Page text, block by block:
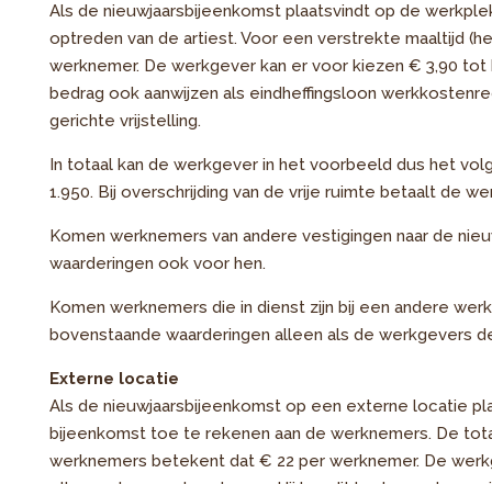
Als de nieuwjaarsbijeenkomst plaatsvindt op de
optreden van de artiest. Voor een verstrekte maaltijd
werknemer. De werkgever kan er voor kiezen € 3,90
bedrag ook aanwijzen als eindheffingsloon
gerichte vrijstelling.
In totaal kan de werkgever in het voorbeeld dus het
1.950. Bij overschrijding van de vrije ruimte betaalt de
Komen werknemers van andere vestigingen naar de
waarderingen ook voor hen.
Komen werknemers die in dienst zijn bij een andere
bovenstaande waarderingen alleen als de werkgevers
Externe locatie
Als de nieuwjaarsbijeenkomst op een externe locatie
bijeenkomst toe te rekenen aan de werknemers. De
werknemers betekent dat € 22 per werknemer. De